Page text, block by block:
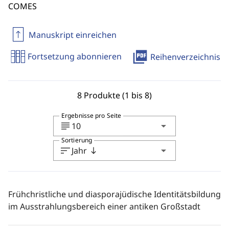
COMES
Manuskript einreichen
Fortsetzung abonnieren
picture_as_pdf Reihenverzeichnis
8 Produkte (1 bis 8)
subject 10 arrow_drop_down
Ergebnisse pro Seite
sortJahr south arrow_drop_down
Sortierung
Frühchristliche und diasporajüdische Identitätsbildung
im Ausstrahlungsbereich einer antiken Großstadt